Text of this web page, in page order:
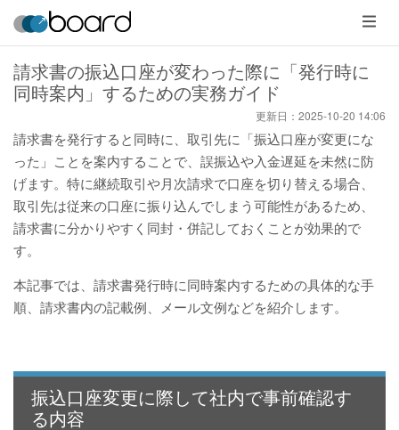
メ
ニ
ュ
ー
請求書の振込口座が変わった際に「発行時に
同時案内」するための実務ガイド
更新日： 2025-10-20 14:06
請求書を発行すると同時に、取引先に「振込口座が変更にな
った」ことを案内することで、誤振込や入金遅延を未然に防
げます。特に継続取引や月次請求で口座を切り替える場合、
取引先は従来の口座に振り込んでしまう可能性があるため、
請求書に分かりやすく同封・併記しておくことが効果的で
す。
本記事では、請求書発行時に同時案内するための具体的な手
順、請求書内の記載例、メール文例などを紹介します。
振込口座変更に際して社内で事前確認す
る内容